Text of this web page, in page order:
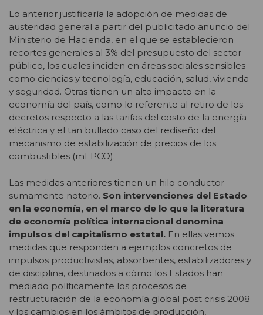
Lo anterior justificaría la adopción de medidas de
austeridad general a partir del publicitado anuncio del
Ministerio de Hacienda, en el que se establecieron
recortes generales al 3% del presupuesto del sector
público, los cuales inciden en áreas sociales sensibles
como ciencias y tecnología, educación, salud, vivienda
y seguridad. Otras tienen un alto impacto en la
economía del país, como lo referente al retiro de los
decretos respecto a las tarifas del costo de la energía
eléctrica y el tan bullado caso del rediseño del
mecanismo de estabilización de precios de los
combustibles (mEPCO).
Las medidas anteriores tienen un hilo conductor
sumamente notorio. Son intervenciones del Estado
en la economía, en el marco de lo que la literatura
de economía política internacional denomina
impulsos del capitalismo estatal. En ellas vemos
medidas que responden a ejemplos concretos de
impulsos productivistas, absorbentes, estabilizadores y
de disciplina, destinados a cómo los Estados han
mediado políticamente los procesos de
restructuración de la economía global post crisis 2008
y los cambios en los ámbitos de producción,